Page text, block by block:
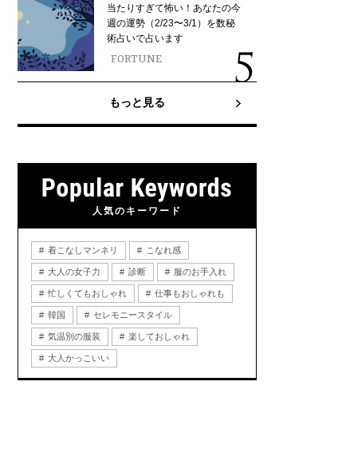
当たりすぎて怖い！あなたの今
週の運勢（2/23〜3/1）を数秘
術占いで占います
FORTUNE
もっと見る
人気のキーワード
着こなしマンネリ こなれ感
大人の女子力 診断 服のお手入れ
忙しくてもおしゃれ 仕事もおしゃれも
韓国 セレモニースタイル
気温別の服装 楽しておしゃれ
大人かっこいい